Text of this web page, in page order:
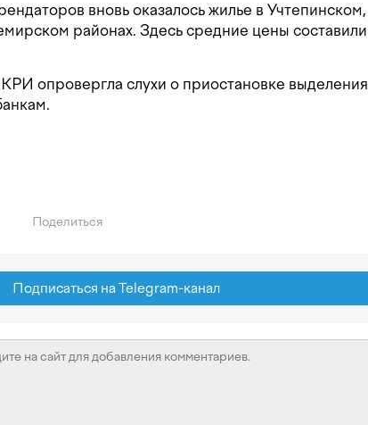
вновь оказалось жилье в Учтепинском,
районах. Здесь средние цены составили
КРИ опровергла слухи о приостановке выделения
Поделиться
Подписаться на Telegram-канал